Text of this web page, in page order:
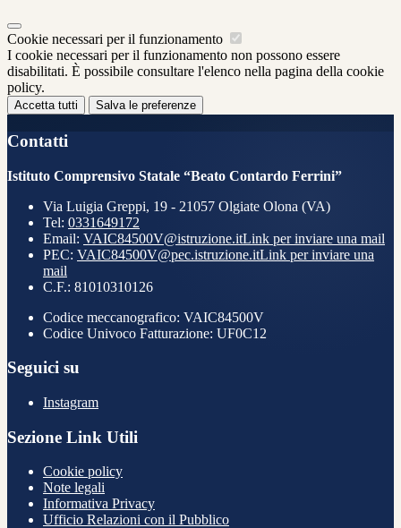
Cookie necessari per il funzionamento
I cookie necessari per il funzionamento non possono essere
disabilitati. È possibile consultare l'elenco nella pagina della cookie
policy.
Accetta tutti Salva le preferenze
Contatti
Istituto Comprensivo Statale “Beato Contardo Ferrini”
Via Luigia Greppi, 19 - 21057 Olgiate Olona (VA)
Tel: 0331649172
Email: VAIC84500V@istruzione.itLink per inviare una mail
PEC: VAIC84500V@pec.istruzione.itLink per inviare una
mail
C.F.: 81010310126
Codice meccanografico: VAIC84500V
Codice Univoco Fatturazione: UF0C12
Seguici su
Instagram
Sezione Link Utili
Cookie policy
Note legali
Informativa Privacy
Ufficio Relazioni con il Pubblico